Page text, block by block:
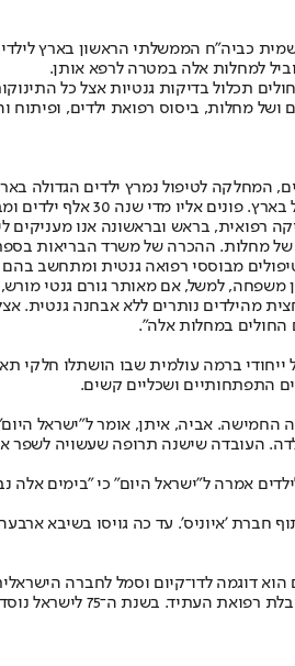
כביה"ח הממשלתי הראשון בארץ
למחלות אלה במטרה לרפא אותן.
תכלול בדיקות גנטיות אצל כל
מחלות, ביסוס רפואת ילדים, ופיתוח
וכולל את מערך היילודים והפגים, המחלקה
בו יותר מ־10,000 ניתוחים בשנה.
בראש ובראשונה אנו מעניקים
של מחלות. ההכרה של משרד הבריאות
מבוססי רפואה גנטית ומתחשב
למשל, אם מאותר גורם גנטי
ממחצית מהילדים נותרים ללא אבחנה
החולים במחלות אלה".
ייחודי ברמה עולמית שבו הושתלו
המשתתפות בקבלת טיפול ניסיוני גנטי לריפוי המחלה היא גיל שי
העובדה שישנה תרופה שעשויה לשפר
אמרה ל"ישראל היום" כי "בימים
'איוניס'. עד כה גויסו בשיבא
דוגמה לדו־קיום וסמל לחברה
ביה"ח נותן מענה לאתגרי